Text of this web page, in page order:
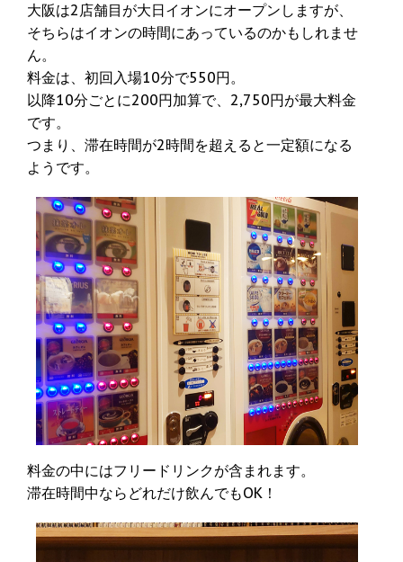
大阪は2店舗目が大日イオンにオープンしますが、
そちらはイオンの時間にあっているのかもしれませ
ん。
料金は、初回入場10分で550円。
以降10分ごとに200円加算で、2,750円が最大料金
です。
つまり、滞在時間が2時間を超えると一定額になる
ようです。
料金の中にはフリードリンクが含まれます。
滞在時間中ならどれだけ飲んでもOK！